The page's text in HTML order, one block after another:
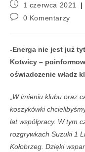
1 czerwca 2021
0 Komentarzy
-Energa nie jest już
Kotwicy –
oświadczenie władz
W imieniu klubu oraz
koszykówki
lat współpracy. W tym
rozgrywkach Suzuki 1
Kołobrzeg. Dzięki